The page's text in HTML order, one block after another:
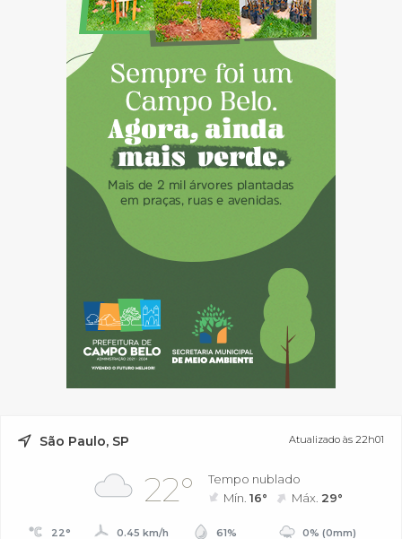
São Paulo, SP Atualizado às 22h01
22°
Tempo nublado
Mín.16° Máx. 29°
22° 0.45 km/h 61% 0% (0mm)